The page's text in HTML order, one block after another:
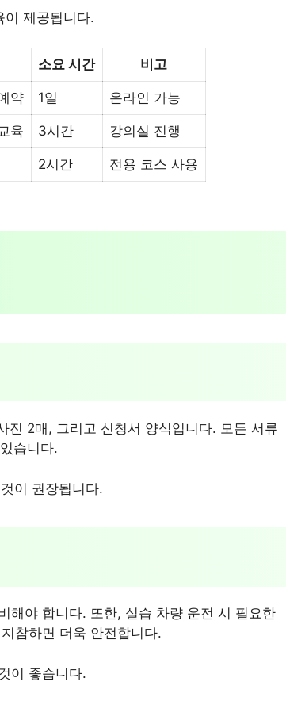
이 제공됩니다.
소요 시간 비고
약 1일 온라인 가능
육 3시간 강의실 진행
2시간 전용 코스 사용
진 2매, 그리고 신청서 양식입니다. 모든 서류
습니다.
이 권장됩니다.
해야 합니다. 또한, 실습 차량 운전 시 필요한
참하면 더욱 안전합니다.
이 좋습니다.